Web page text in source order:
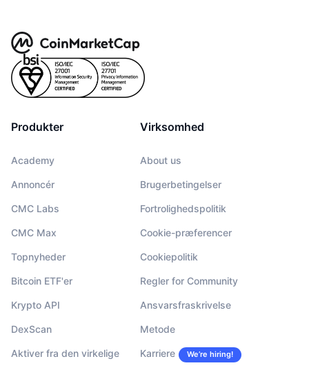
Produkter
Academy
Annoncér
CMC Labs
CMC Max
Topnyheder
Bitcoin ETF'er
Krypto API
DexScan
Aktiver fra den virkelige
Virksomhed
About us
Brugerbetingelser
Fortrolighedspolitik
Cookie-præferencer
Cookiepolitik
Regler for Community
Ansvarsfraskrivelse
Metode
Karriere We’re hiring!